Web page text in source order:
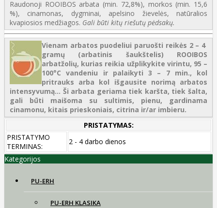
Raudonoji ROOIBOS arbata (min. 72,8%), morkos (min. 15,6
%), cinamonas, dygminai, apelsino žievelės, natūralios
kvapiosios medžiagos. Gali būti kitų riešutų pėdsakų.
Vienam arbatos puodeliui paruošti reikės 2 – 4
gramų (arbatinis šaukštelis) ROOIBOS
arbatžolių, kurias reikia užplikykite virintu, 95 –
100°C vandeniu ir palaikyti 3 – 7 min., kol
pritrauks arba kol išgausite norimą arbatos
intensyvumą... Ši arbata geriama tiek karšta, tiek šalta,
gali būti maišoma su sultimis, pienu, gardinama
cinamonu, kitais prieskoniais, citrina ir/ar imbieru.
PRISTATYMAS:
PRISTATYMO
TERMINAS:
2 - 4 darbo dienos
Kategorijos
PU-ERH
PU-ERH KLASIKA